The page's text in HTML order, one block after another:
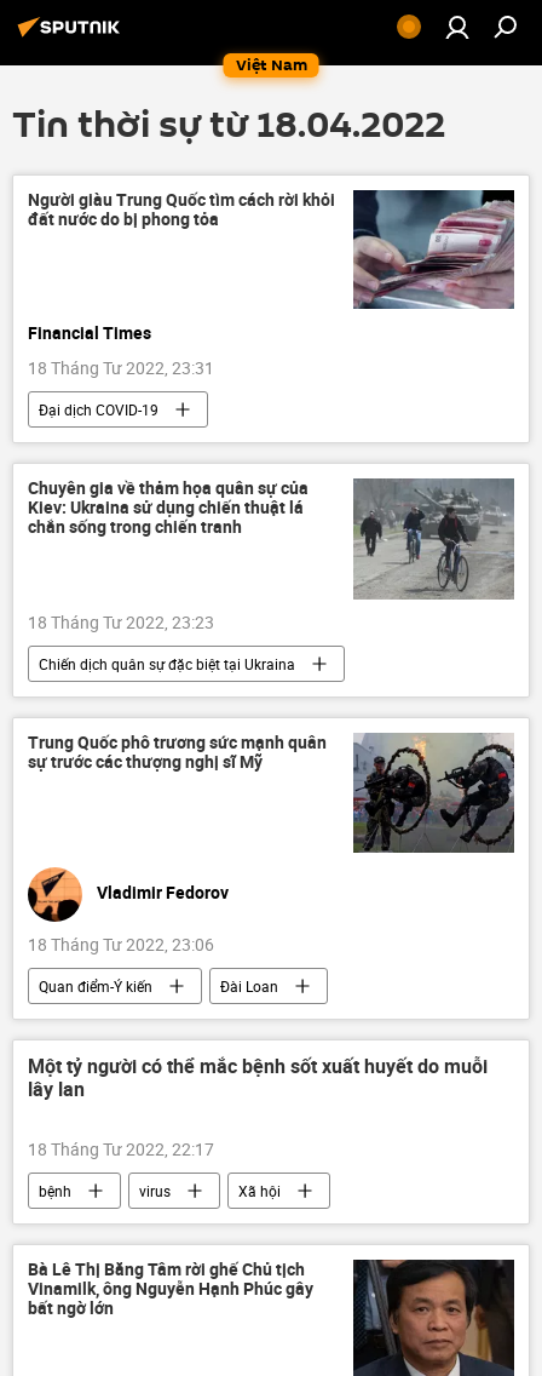
Việt Nam
Tin thời sự từ 18.04.2022
Người giàu Trung Quốc tìm cách rời khỏi
đất nước do bị phong tỏa
Financial Times
18 Tháng Tư 2022, 23:31
Đại dịch COVID-19
Ảnh hưởng về kinh tế-xã hội của đại dịch COVID-19
virus
Thượng Hải
Trung Quốc
Báo chí thế giới
bệnh
Chuyên gia về thảm họa quân sự của
Kiev: Ukraina sử dụng chiến thuật lá
chắn sống trong chiến tranh
18 Tháng Tư 2022, 23:23
Chiến dịch quân sự đặc biệt tại Ukraina
Quan điểm-Ý kiến
Cuộc khủng hoảng ở Ukraina
Ukraina
DNR
LNR
Donetsk
Vladimir Putin
Trung Quốc phô trương sức mạnh quân
sự trước các thượng nghị sĩ Mỹ
Vladimir Fedorov
18 Tháng Tư 2022, 23:06
Quan điểm-Ý kiến
Đài Loan
Hoa Kỳ
Trung Quốc
Chính trị
AUKUS
Tác giả
Một tỷ người có thể mắc bệnh sốt xuất huyết do muỗi
lây lan
18 Tháng Tư 2022, 22:17
bệnh virus
Xã hội
Sức khoẻ
WHO
Bà Lê Thị Băng Tâm rời ghế Chủ tịch
Vinamilk, ông Nguyễn Hạnh Phúc gây
bất ngờ lớn